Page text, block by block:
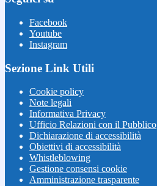
Facebook
Youtube
Instagram
Sezione Link Utili
Cookie policy
Note legali
Informativa Privacy
Ufficio Relazioni con il Pubblico
Dichiarazione di accessibilità
Obiettivi di accessibilità
Whistleblowing
Gestione consensi cookie
Amministrazione trasparente